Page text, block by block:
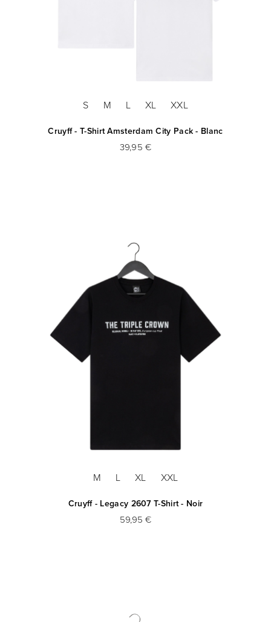
S M L XL XXL
Cruyff - T-Shirt Amsterdam City Pack - Blanc
39,95 €
M L XL XXL
Cruyff - Legacy 2607 T-Shirt - Noir
59,95 €